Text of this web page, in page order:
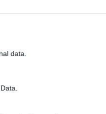
data.